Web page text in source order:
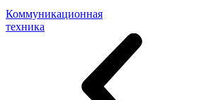
Коммуникационная
техника